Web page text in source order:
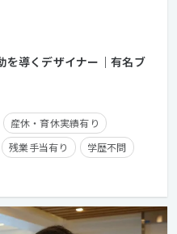
を導くデザイナー｜有名ブ
産休・育休実績有り
残業手当有り
学歴不問